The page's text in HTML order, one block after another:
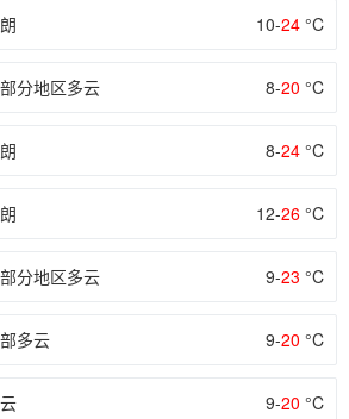
10-24 °C
分地区多云 8-20 °C
8-24 °C
12-26 °C
分地区多云 9-23 °C
多云 9-20 °C
9-20 °C